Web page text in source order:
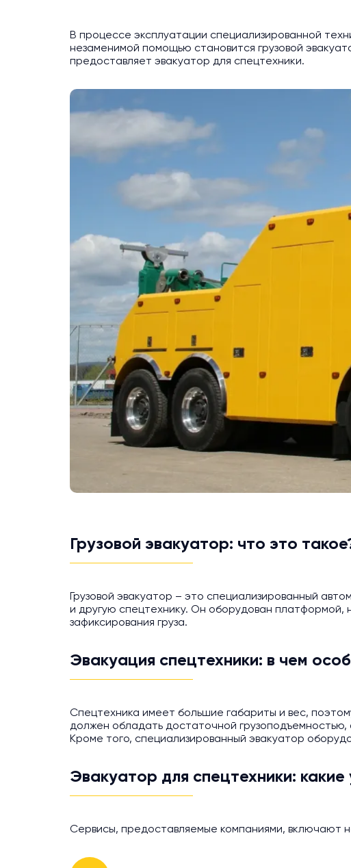
В процессе эксплуатации специализированной
незаменимой помощью становится грузовой
предоставляет эвакуатор для спецтехники.
Грузовой эвакуатор: что это
Грузовой эвакуатор – это специализированный
и другую спецтехнику. Он оборудован платформой,
зафиксирования груза.
Эвакуация спецтехники: в чем
Спецтехника имеет большие габариты и вес,
должен обладать достаточной
Кроме того, специализированный эвакуатор
Эвакуатор для спецтехники:
Сервисы, предоставляемые компаниями, включают